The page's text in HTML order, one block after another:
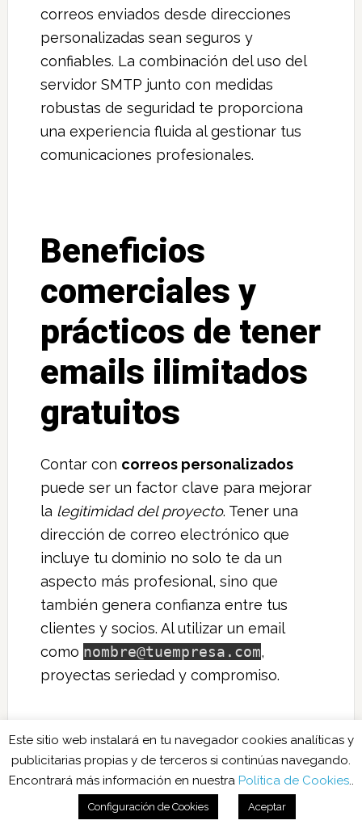
correos enviados desde direcciones
personalizadas sean seguros y
confiables. La combinación del uso del
servidor SMTP junto con medidas
robustas de seguridad te proporciona
una experiencia fluida al gestionar tus
comunicaciones profesionales.
Beneficios
comerciales y
prácticos de tener
emails ilimitados
gratuitos
Contar con correos personalizados
puede ser un factor clave para mejorar
la legitimidad del proyecto. Tener una
dirección de correo electrónico que
incluye tu dominio no solo te da un
aspecto más profesional, sino que
también genera confianza entre tus
clientes y socios. Al utilizar un email
como nombre@tuempresa.com,
proyectas seriedad y compromiso.
Ventajas económicas
Lassoluciones económicasque ofrecen
correos electrónicos ilimitados gratuitos
Este sitio web instalará en tu navegador cookies analíticas y
publicitarias propias y de terceros si continúas navegando.
Encontrará más información en nuestra Política de Cookies..
Configuración de Cookies Aceptar